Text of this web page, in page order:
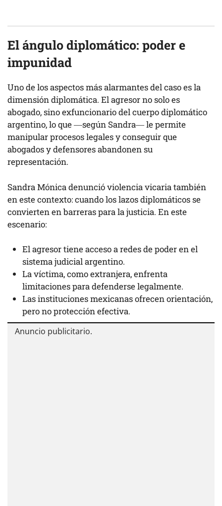
El ángulo diplomático: poder e
impunidad
Uno de los aspectos más alarmantes del caso es la
dimensión diplomática. El agresor no solo es
abogado, sino exfuncionario del cuerpo diplomático
argentino, lo que —según Sandra— le permite
manipular procesos legales y conseguir que
abogados y defensores abandonen su
representación.
Sandra Mónica denunció violencia vicaria también
en este contexto: cuando los lazos diplomáticos se
convierten en barreras para la justicia. En este
escenario:
El agresor tiene acceso a redes de poder en el
sistema judicial argentino.
La víctima, como extranjera, enfrenta
limitaciones para defenderse legalmente.
Las instituciones mexicanas ofrecen orientación,
pero no protección efectiva.